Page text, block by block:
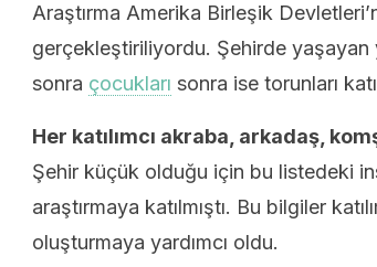
Araştırma Amerika Birleşik
gerçekleştiriliyordu. Şehirde yaşayan
sonra çocukları sonra ise torunları
Her katılımcı akraba, arkadaş,
Şehir küçük olduğu için bu listedeki
araştırmaya katılmıştı. Bu bilgiler
oluşturmaya yardımcı oldu.